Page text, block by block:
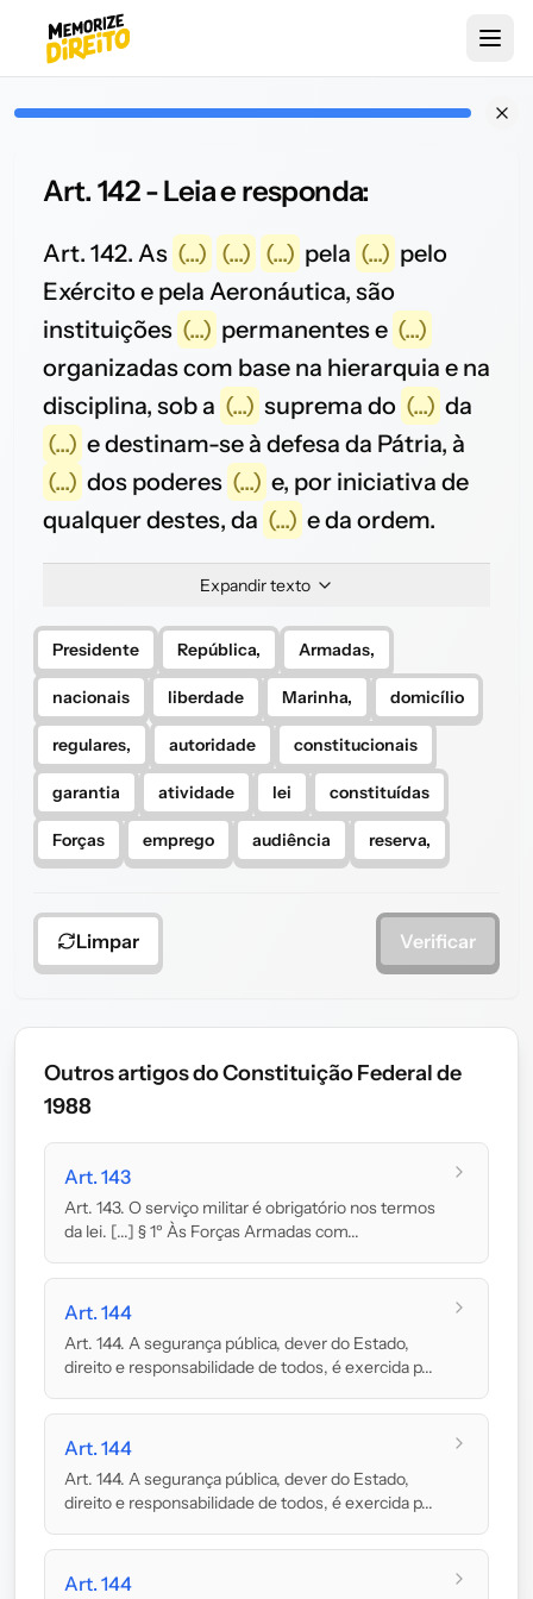
Art. 142 - Leia e responda:
Art. 142. As (...) (...) (...) pela (...) pelo
Exército e pela Aeronáutica, são
instituições (...) permanentes e (...)
organizadas com base na hierarquia e na
disciplina, sob a (...) suprema do (...) da
(...) e destinam-se à defesa da Pátria, à
(...) dos poderes (...) e, por iniciativa de
qualquer destes, da (...) e da ordem.
Expandir texto
Presidente República, Armadas,
nacionais liberdade Marinha, domicílio
regulares, autoridade constitucionais
garantia atividade lei constituídas
Forças emprego audiência reserva,
Limpar Verificar
Outros artigos do Constituição Federal de
1988
Art. 143
Art. 143. O serviço militar é obrigatório nos termos
da lei. [...] § 1º Às Forças Armadas com...
Art. 144
Art. 144. A segurança pública, dever do Estado,
direito e responsabilidade de todos, é exercida p...
Art. 144
Art. 144. A segurança pública, dever do Estado,
direito e responsabilidade de todos, é exercida p...
Art. 144